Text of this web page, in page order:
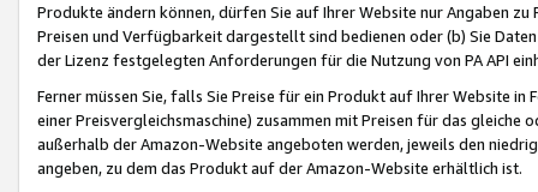
Produkte ändern können, dürfen Sie auf Ihrer Website nur Angaben
Preisen und Verfügbarkeit dargestellt sind bedienen oder (b) Sie
der Lizenz festgelegten Anforderungen für die Nutzung von PA API
Ferner müssen Sie, falls Sie Preise für ein Produkt auf Ihrer Website
einer Preisvergleichsmaschine) zusammen mit Preisen für das
außerhalb der Amazon-Website angeboten werden, jeweils den
angeben, zu dem das Produkt auf der Amazon-Website erhältlich ist.